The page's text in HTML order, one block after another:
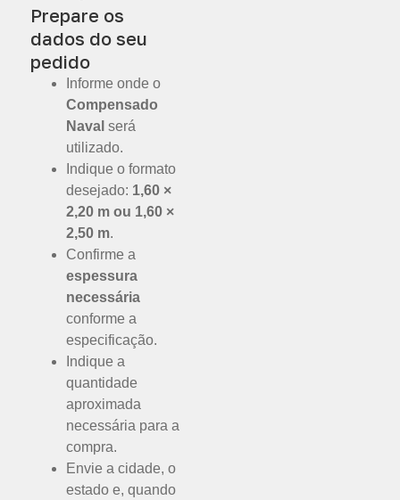
Prepare os
dados do seu
pedido
Informe onde o
Compensado
Naval será
utilizado.
Indique o formato
desejado: 1,60 ×
2,20 m ou 1,60 ×
2,50 m.
Confirme a
espessura
necessária
conforme a
especificação.
Indique a
quantidade
aproximada
necessária para a
compra.
Envie a cidade, o
estado e, quando